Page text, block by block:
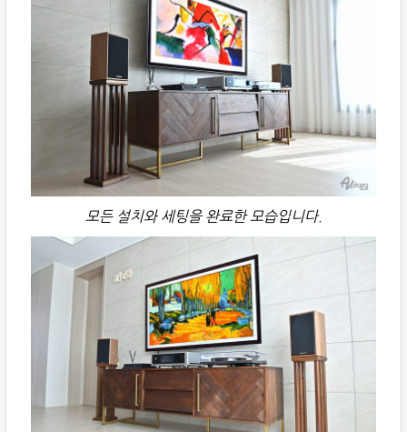
모든 설치와 세팅을 완료한 모습입니다.